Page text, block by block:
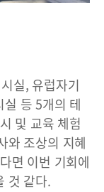
실, 유럽자기
등 5개의 테
및 교육 체험
와 조상의 지혜
면 이번 기회에
것 같다.